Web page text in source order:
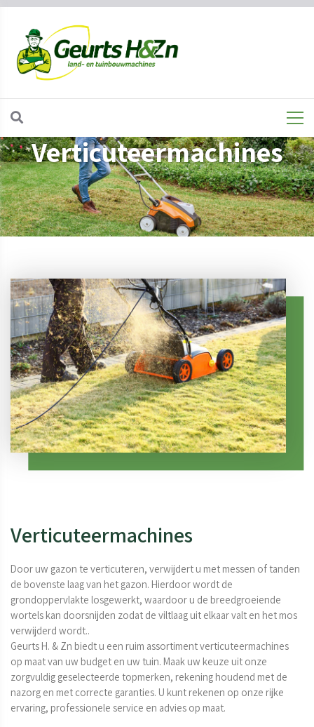
Verticuteermachines
Verticuteermachines
Door uw gazon te verticuteren, verwijdert u met messen of tanden
de bovenste laag van het gazon. Hierdoor wordt de
grondoppervlakte losgewerkt, waardoor u de breedgroeiende
wortels kan doorsnijden zodat de viltlaag uit elkaar valt en het mos
verwijderd wordt..
Geurts H. & Zn biedt u een ruim assortiment verticuteermachines
op maat van uw budget en uw tuin. Maak uw keuze uit onze
zorgvuldig geselecteerde topmerken, rekening houdend met de
nazorg en met correcte garanties. U kunt rekenen op onze rijke
ervaring, professionele service en advies op maat.